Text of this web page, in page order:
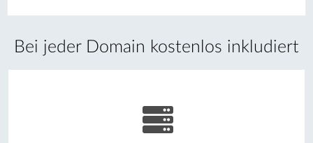
Bei jeder Domain kostenlos inkludiert